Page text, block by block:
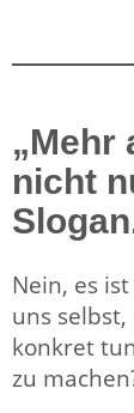
„Mehr
nicht
Nein, es
uns
konkret
zu